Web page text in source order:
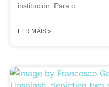
institución. Para o
LER MÁIS »